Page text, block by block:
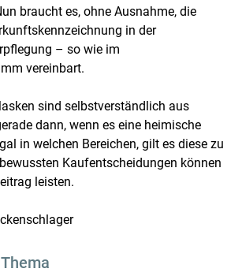
to main content
braucht es, ohne Ausnahme, die
in der
– so wie im
vereinbart.
sind selbstverständlich aus
dann, wenn es eine heimische
in welchen Bereichen, gilt es diese zu
Kaufentscheidungen können
leisten.